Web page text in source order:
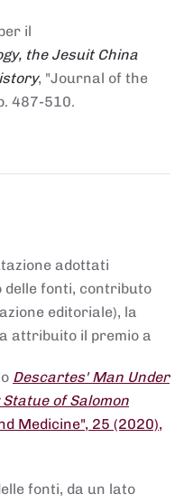
il
the Jesuit China
, "Journal of the
487-510.
adottati
fonti, contributo
editoriale), la
attribuito il premio a
Descartes' Man Under
of Salomon
Medicine", 25 (2020),
fonti, da un lato